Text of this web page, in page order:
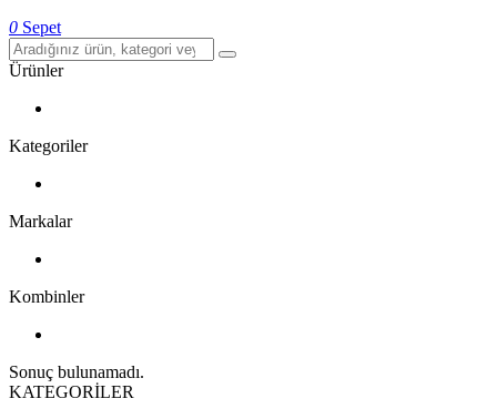
0 Sepet
Ürünler
Kategoriler
Markalar
Kombinler
Sonuç bulunamadı.
KATEGORİLER